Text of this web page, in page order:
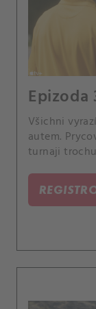
Epizoda
Všichni
autem.
turnaji